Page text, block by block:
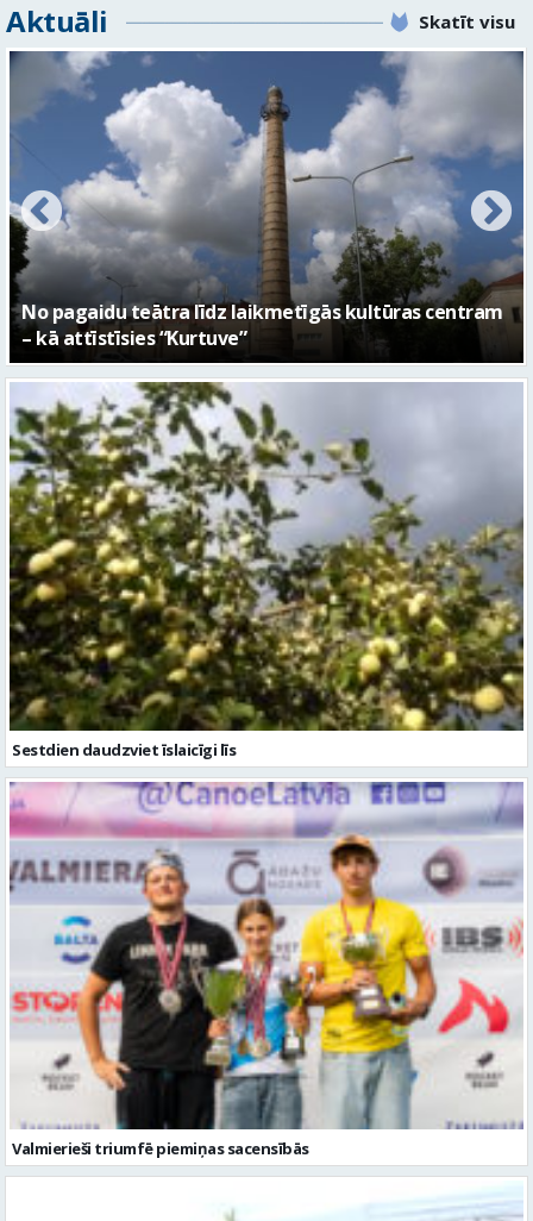
Aktuāli Skatīt visu
No pagaidu teātra līdz laikmetīgās kultūras centram
– kā attīstīsies “Kurtuve”
Sestdien daudzviet īslaicīgi līs
Valmierieši triumfē piemiņas sacensībās